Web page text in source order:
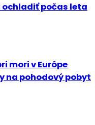
ochladiť počas leta
mori v Európe
na pohodový pobyt